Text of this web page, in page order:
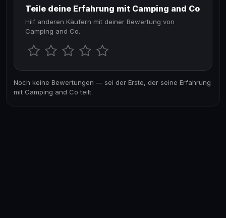
Teile deine Erfahrung mit Camping and Co
Hilf anderen Käufern mit deiner Bewertung von
Camping and Co.
Noch keine Bewertungen — sei der Erste, der seine Erfahrung
mit Camping and Co teilt.